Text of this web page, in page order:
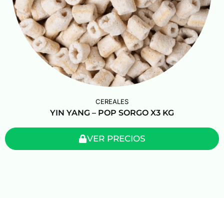
CEREALES
YIN YANG – POP SORGO X3 KG
VER PRECIOS